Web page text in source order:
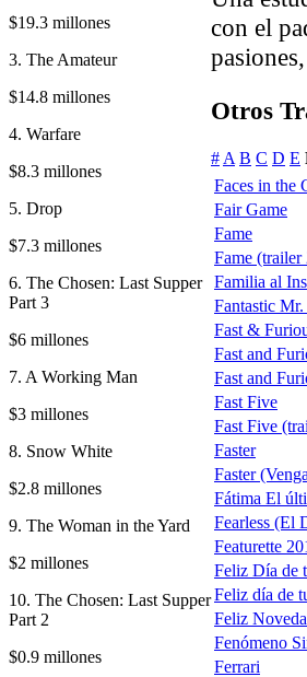
$19.3 millones
3. The Amateur
$14.8 millones
4. Warfare
$8.3 millones
5. Drop
$7.3 millones
6. The Chosen: Last Supper
Part 3
$6 millones
7. A Working Man
$3 millones
8. Snow White
$2.8 millones
9. The Woman in the Yard
$2 millones
10. The Chosen: Last Supper
Part 2
$0.9 millones
con el
Otros
# A B C D E
Faces in the
Fair Game
Fame
Fame (trailer
Familia al
Fantastic
Fast &
Fast and
Fast and
Fast Five
Fast Five
Faster
Faster
Fátima El
Fearless (El
Featurette
Feliz Día de
Feliz día de
Feliz
Fenómeno
Ferrari